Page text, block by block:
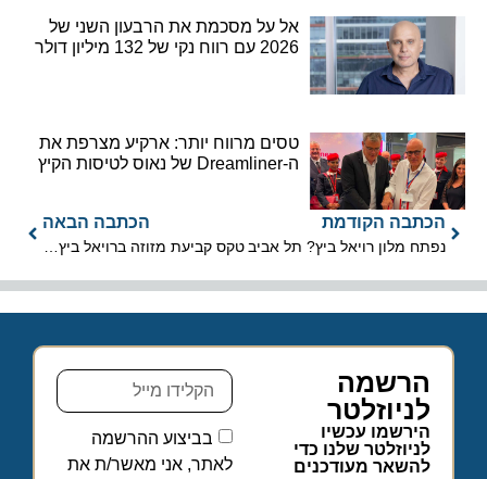
אל על מסכמת את הרבעון השני של
2026 עם רווח נקי של 132 מיליון דולר
טסים מרווח יותר: ארקיע מצרפת את
ה-Dreamliner של נאוס לטיסות הקיץ
הכתבה הקודמת
נפתח מלון רויאל ביץ? תל אביב
הכתבה הבאה
הרשמה
לניוזלטר
הירשמו עכשיו
לניוזלטר שלנו כדי
להשאר מעודכנים
בביצוע ההרשמה
לאתר, אני מאשר/ת את